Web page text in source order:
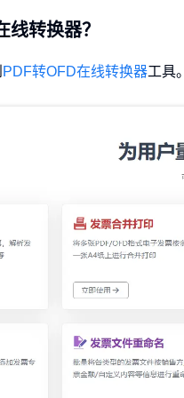
线转换器？
PDF转OFD在线转换器工具